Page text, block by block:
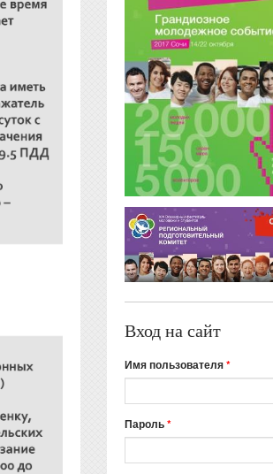
Вход на сайт
Имя пользователя*
Пароль*